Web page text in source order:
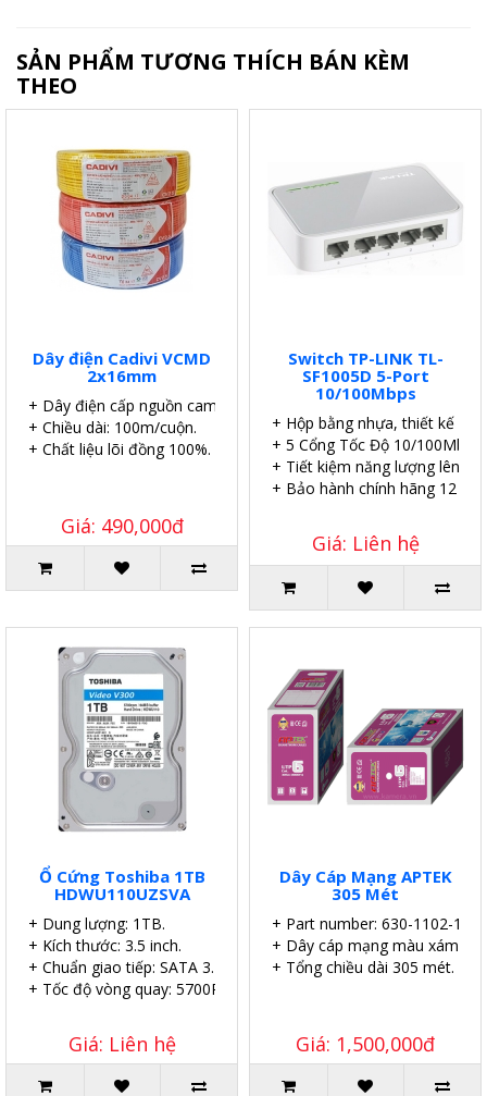
SẢN PHẨM TƯƠNG THÍCH BÁN KÈM
THEO
Dây điện Cadivi VCMD
2x16mm
+ Dây điện cấp nguồn camera.
+ Chiều dài: 100m/cuộn.
+ Chất liệu lõi đồng 100%.
Giá: 490,000đ
Switch TP-LINK TL-
SF1005D 5-Port
10/100Mbps
+ Hộp bằng nhựa, thiết kế để
+ 5 Cổng Tốc Độ 10/100Mbps.
+ Tiết kiệm năng lượng lên
+ Bảo hành chính hãng 12
Giá: Liên hệ
Ổ Cứng Toshiba 1TB
HDWU110UZSVA
+ Dung lượng: 1TB.
+ Kích thước: 3.5 inch.
+ Chuẩn giao tiếp: SATA 3.
+ Tốc độ vòng quay: 5700RPM.
Giá: Liên hệ
Dây Cáp Mạng APTEK
305 Mét
+ Part number: 630-1102-1
+ Dây cáp mạng màu xám.
+ Tổng chiều dài 305 mét.
Giá: 1,500,000đ